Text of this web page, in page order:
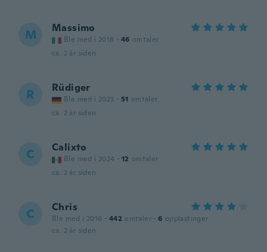
M Massimo
Ble med i 2018 · 46 omtaler
ca. 2 år siden
R Rüdiger
Ble med i 2023 · 51 omtaler
ca. 2 år siden
C Calixto
Ble med i 2024 · 12 omtaler
ca. 2 år siden
C Chris
Ble med i 2016 · 442 omtaler · 6 opplastinger
ca. 2 år siden